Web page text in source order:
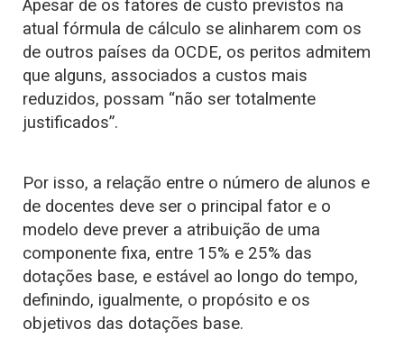
Apesar de os fatores de custo previstos na
atual fórmula de cálculo se alinharem com os
de outros países da OCDE, os peritos admitem
que alguns, associados a custos mais
reduzidos, possam “não ser totalmente
justificados”.
Por isso, a relação entre o número de alunos e
de docentes deve ser o principal fator e o
modelo deve prever a atribuição de uma
componente fixa, entre 15% e 25% das
dotações base, e estável ao longo do tempo,
definindo, igualmente, o propósito e os
objetivos das dotações base.